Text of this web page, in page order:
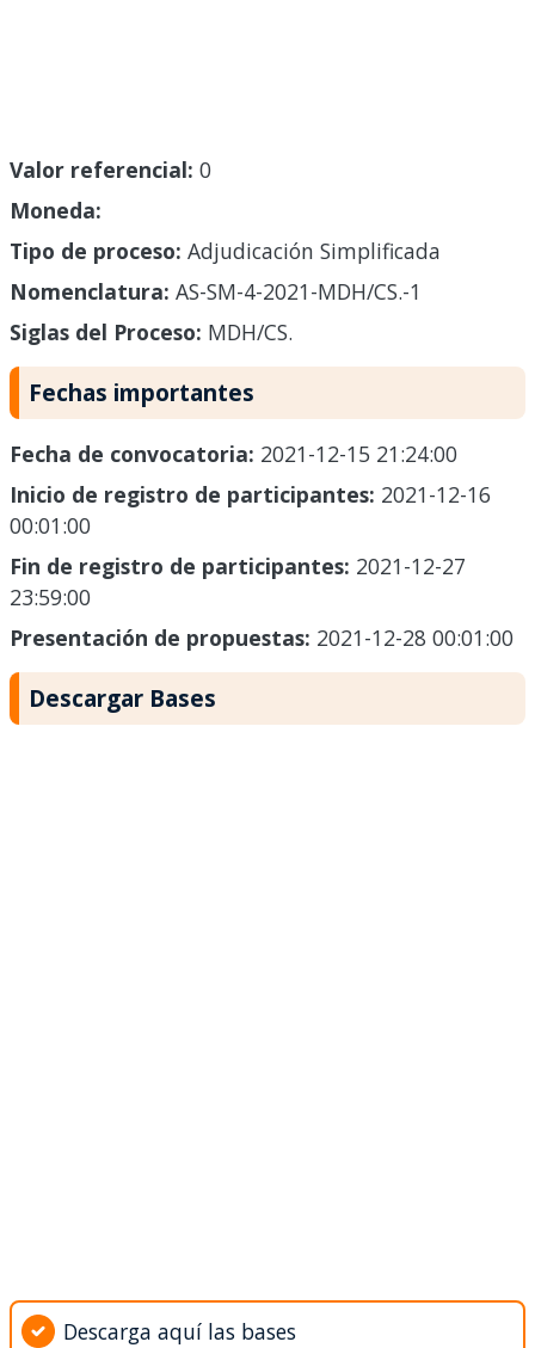
Valor referencial: 0
Moneda:
Tipo de proceso: Adjudicación Simplificada
Nomenclatura: AS-SM-4-2021-MDH/CS.-1
Siglas del Proceso: MDH/CS.
Fechas importantes
Fecha de convocatoria: 2021-12-15 21:24:00
Inicio de registro de participantes: 2021-12-16
00:01:00
Fin de registro de participantes: 2021-12-27
23:59:00
Presentación de propuestas: 2021-12-28 00:01:00
Descargar Bases
Descarga aquí las bases